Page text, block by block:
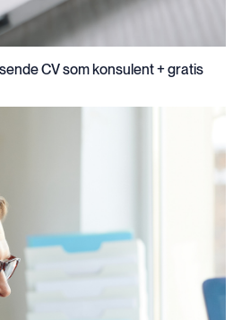
CV som konsulent + gratis